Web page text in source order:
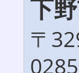
下
〒